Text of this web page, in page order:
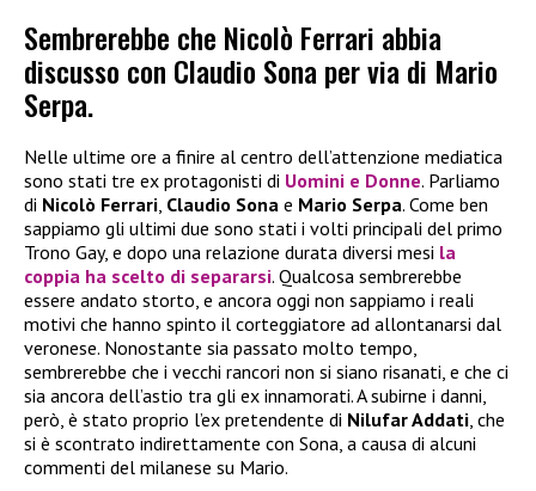
Sembrerebbe che Nicolò Ferrari abbia
discusso con Claudio Sona per via di Mario
Serpa.
Nelle ultime ore a finire al centro dell’attenzione mediatica
sono stati tre ex protagonisti di Uomini e Donne. Parliamo
di Nicolò Ferrari, Claudio Sona e Mario Serpa. Come ben
sappiamo gli ultimi due sono stati i volti principali del primo
Trono Gay, e dopo una relazione durata diversi mesi la
coppia ha scelto di separarsi. Qualcosa sembrerebbe
essere andato storto, e ancora oggi non sappiamo i reali
motivi che hanno spinto il corteggiatore ad allontanarsi dal
veronese. Nonostante sia passato molto tempo,
sembrerebbe che i vecchi rancori non si siano risanati, e che ci
sia ancora dell’astio tra gli ex innamorati. A subirne i danni,
però, è stato proprio l’ex pretendente di Nilufar Addati, che
si è scontrato indirettamente con Sona, a causa di alcuni
commenti del milanese su Mario.